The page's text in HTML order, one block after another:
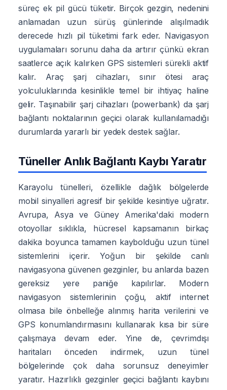
süreç ek pil gücü tüketir. Birçok gezgin, nedenini
anlamadan uzun sürüş günlerinde alışılmadık
derecede hızlı pil tüketimi fark eder. Navigasyon
uygulamaları sorunu daha da artırır çünkü ekran
saatlerce açık kalırken GPS sistemleri sürekli aktif
kalır. Araç şarj cihazları, sınır ötesi araç
yolculuklarında kesinlikle temel bir ihtiyaç haline
gelir. Taşınabilir şarj cihazları (powerbank) da şarj
bağlantı noktalarının geçici olarak kullanılamadığı
durumlarda yararlı bir yedek destek sağlar.
Tüneller Anlık Bağlantı Kaybı Yaratır
Karayolu tünelleri, özellikle dağlık bölgelerde
mobil sinyalleri agresif bir şekilde kesintiye uğratır.
Avrupa, Asya ve Güney Amerika'daki modern
otoyollar sıklıkla, hücresel kapsamanın birkaç
dakika boyunca tamamen kaybolduğu uzun tünel
sistemlerini içerir. Yoğun bir şekilde canlı
navigasyona güvenen gezginler, bu anlarda bazen
gereksiz yere paniğe kapılırlar. Modern
navigasyon sistemlerinin çoğu, aktif internet
olmasa bile önbelleğe alınmış harita verilerini ve
GPS konumlandırmasını kullanarak kısa bir süre
çalışmaya devam eder. Yine de, çevrimdışı
haritaları önceden indirmek, uzun tünel
bölgelerinde çok daha sorunsuz deneyimler
yaratır. Hazırlıklı gezginler geçici bağlantı kaybını